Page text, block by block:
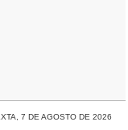
7 DE AGOSTO DE 2026